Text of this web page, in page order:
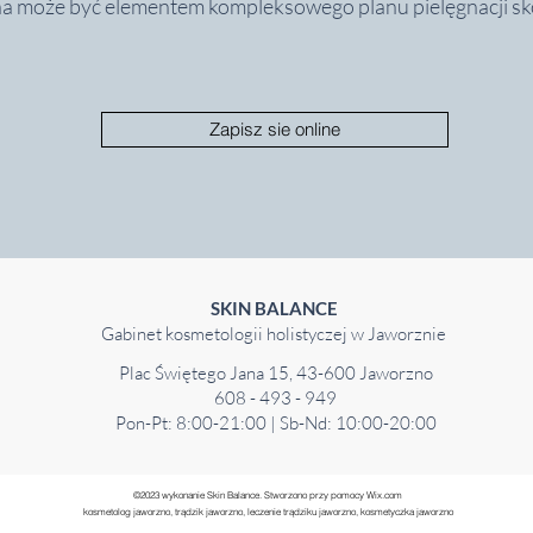
może być elementem kompleksowego planu pielęgnacji
Zapisz sie online
SKIN BALANCE
Gabinet kosmetologii holistyczej w Jaworznie
Plac Świętego Jana 15, 43-600 Jaworzno
608 - 493 - 949
Pon-Pt: 8:00-21:00 | Sb-Nd: 10:00-20:00
©2023 wykonanie Skin Balance. Stworzono przy pomocy Wix.com
kosmetolog jaworzno, trądzik jaworzno, leczenie trądziku jaworzno, kosmetyczka jaworzno